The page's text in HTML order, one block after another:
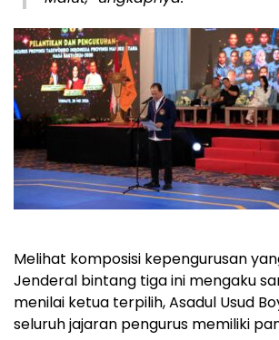
Melihat komposisi kepengurusan
Jenderal bintang tiga ini mengaku
menilai ketua terpilih, Asadul Usud
seluruh jajaran pengurus memiliki